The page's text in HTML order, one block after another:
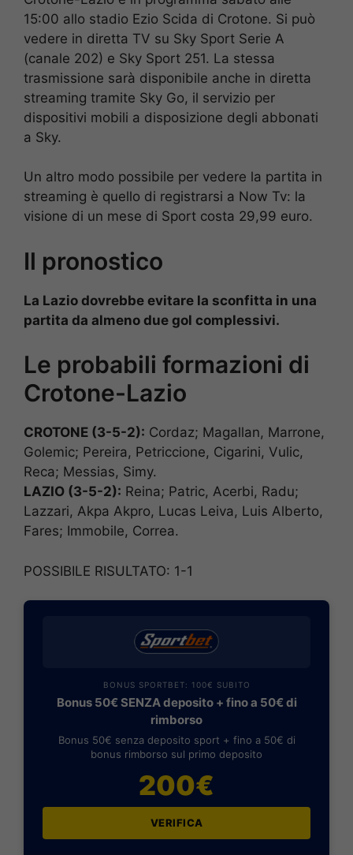
15:00 allo stadio Ezio Scida di Crotone. Si può
vedere in diretta TV su Sky Sport Serie A
(canale 202) e Sky Sport 251. La stessa
trasmissione sarà disponibile anche in diretta
streaming tramite Sky Go, il servizio per
dispositivi mobili a disposizione degli abbonati
a Sky.
Un altro modo possibile per vedere la partita in
streaming è quello di registrarsi a Now Tv: la
visione di un mese di Sport costa 29,99 euro.
Il pronostico
La Lazio dovrebbe evitare la sconfitta in una
partita da almeno due gol complessivi.
Le probabili formazioni di
Crotone-Lazio
CROTONE (3-5-2): Cordaz; Magallan, Marrone,
Golemic; Pereira, Petriccione, Cigarini, Vulic,
Reca; Messias, Simy.
LAZIO (3-5-2): Reina; Patric, Acerbi, Radu;
Lazzari, Akpa Akpro, Lucas Leiva, Luis Alberto,
Fares; Immobile, Correa.
POSSIBILE RISULTATO: 1-1
BONUS SPORTBET: 100€ SUBITO
Bonus 50€ SENZA deposito + fino a 50€ di
rimborso
Bonus 50€ senza deposito sport + fino a 50€ di
bonus rimborso sul primo deposito
200€
VERIFICA